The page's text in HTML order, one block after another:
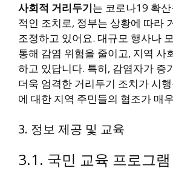
사회적 거리두기는 코로나19 확
적인 조치로, 정부는 상황에 따라
조정하고 있어요. 대규모 행사나
통해 감염 위험을 줄이고, 지역 사
하고 있답니다. 특히, 감염자가 증
더욱 엄격한 거리두기 조치가 시
에 대한 지역 주민들의 협조가 매
3. 정보 제공 및 교육
3.1. 국민 교육 프로그램